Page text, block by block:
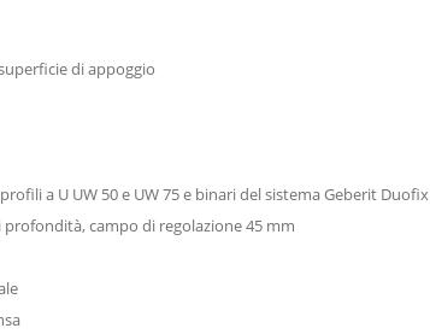
di appoggio
a U UW 50 e UW 75 e binari del sistema Geberit Duofix
profondità, campo di regolazione 45 mm